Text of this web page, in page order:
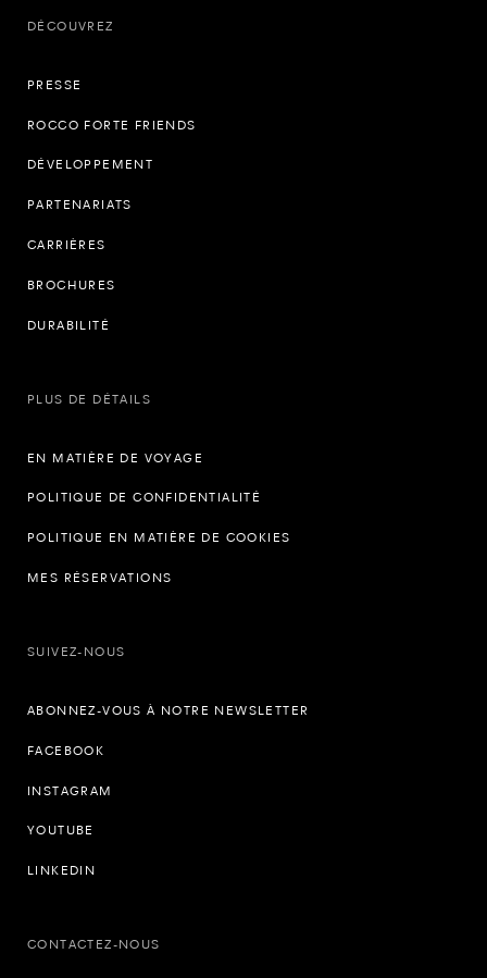
DÉCOUVREZ
PRESSE
ROCCO FORTE FRIENDS
DÉVELOPPEMENT
PARTENARIATS
CARRIÈRES
BROCHURES
DURABILITÉ
PLUS DE DÉTAILS
EN MATIÈRE DE VOYAGE
POLITIQUE DE CONFIDENTIALITÉ
POLITIQUE EN MATIÈRE DE COOKIES
MES RÉSERVATIONS
SUIVEZ-NOUS
ABONNEZ-VOUS À NOTRE NEWSLETTER
FACEBOOK
INSTAGRAM
YOUTUBE
LINKEDIN
CONTACTEZ-NOUS